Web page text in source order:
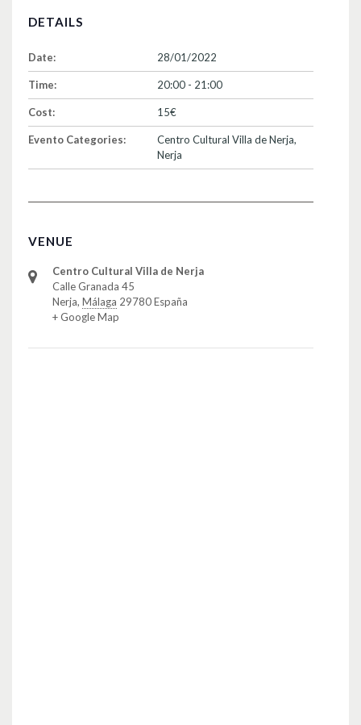
DETAILS
Date: 28/01/2022
Time: 20:00 - 21:00
Cost: 15€
Evento Categories: Centro Cultural Villa de Nerja,
Nerja
VENUE
Centro Cultural Villa de Nerja
Calle Granada 45
Nerja, Málaga 29780España
+ Google Map